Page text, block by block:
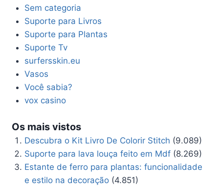
Sem categoria
Suporte para Livros
Suporte para Plantas
Suporte Tv
surfersskin.eu
Vasos
Você sabia?
vox casino
Os mais vistos
Descubra o Kit Livro De Colorir Stitch (9.089)
Suporte para lava louça feito em Mdf (8.269)
Estante de ferro para plantas: funcionalidade
e estilo na decoração (4.851)